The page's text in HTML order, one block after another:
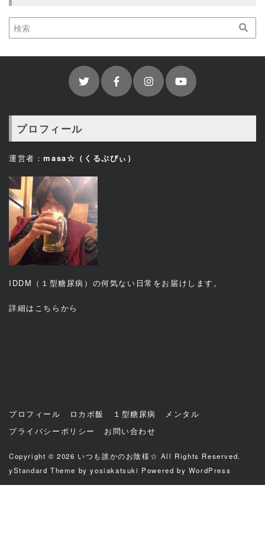
プロフィール
運営者：masa☆（くるぷぴぃ）
IDDM（１型糖尿病）の何気ない日常をお届けします。
詳細は こちら から
プロフィール ロカボ飯 １型糖尿病
メンタル
プライバシーポリシー
お問い合わせ
Copyright © 2026 いつも誰かのお陰様☆ All Rights Reserved.
yStandard Theme byyosiakatsuki Powered by WordPress